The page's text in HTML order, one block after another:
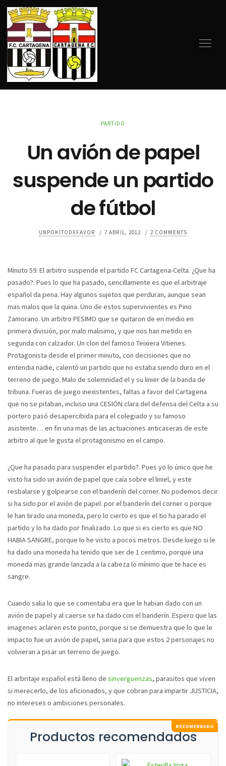
PARTIDO
Un avión de papel
suspende un partido
de fútbol
UNPOKITODXFAVOR / 7 ABRIL, 2012 / 2 COMMENTS
Minuto 59. El arbitro suspende el partido FC Cartagena-Celta. ¿Que ha
pasado?. Pues lo que ha pasado, sencillamente es que el arbitraje
español da pena. Hay algunos sujetos que perduran, aunque sean
mas malos que la quina. Uno de estos supervivientes es Pino
Zamorano. Un arbitro PESIMO que se quitaron de en medio en
primera división, por malo malisimo, y que nos han metido en
segunda con calzador. Un clon del famoso Teixiera Vitienes.
Protagonista desde el primer minuto, con decisiones que no
entendia nadie, calentó un partido que no estaba siendo duro en el
terreno de juego. Malo de solemnidad el y su linier de la banda de
tribuna. Fueras de juego inexistentes, faltas a favor del Cartagena
que no se pitaban, incluso una CESIÓN clara del defensa del Celta a su
portero pasó desapercibida para el colegiado y su famoso
asistente… en fin una mas de las actuaciones anticaseras de este
arbitro al que le gusta el protagonismo en el campo.
¿Que ha pasado para suspender el partido?. Pues yo lo único que he
visto ha sido un avión de papel que caía sobre el liniel, y este
resbalarse y golpearse con el banderín del corner. No podemos decir
si ha sido por el avión de papel. por el banderín del corner o porque
le han tirado una moneda, pero lo cierto es que el tio ha parado el
partido y lo ha dado por finalizado. Lo que si es cierto es que NO
HABIA SANGRE, porque lo he visto a pocos metros. Desde luego si le
ha dado una moneda ha tenido que ser de 1 centimo, porque una
moneda mas grande lanzada a la cabeza lo mínimo que te hace es
sangre.
Cuando salia lo que se comentaba era que le habian dado con un
avión de papel y al caerse se ha dado con el banderín. Espero que las
imagenes aclaren este punto, porque si se demuestra que lo que le
impacto fue un avión de papel, seria para que estos 2 personajes no
volvieran a pisar un terreno de juego.
El arbritaje español está lleno de sinverguenzas, parasitos que viven
si merecerlo, de los aficionados, y que cobran para impartir JUSTICIA,
no intereses o ambiciones personales.
Productos recomendados